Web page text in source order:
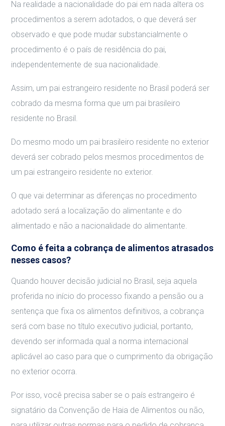
Na realidade a nacionalidade do pai em nada altera os
procedimentos a serem adotados, o que deverá ser
observado e que pode mudar substancialmente o
procedimento é o país de residência do pai,
independentemente de sua nacionalidade.
Assim, um pai estrangeiro residente no Brasil poderá ser
cobrado da mesma forma que um pai brasileiro
residente no Brasil.
Do mesmo modo um pai brasileiro residente no exterior
deverá ser cobrado pelos mesmos procedimentos de
um pai estrangeiro residente no exterior.
O que vai determinar as diferenças no procedimento
adotado será a localização do alimentante e do
alimentado e não a nacionalidade do alimentante.
Como é feita a cobrança de alimentos atrasados
nesses casos?
Quando houver decisão judicial no Brasil, seja aquela
proferida no início do processo fixando a pensão ou a
sentença que fixa os alimentos definitivos, a cobrança
será com base no título executivo judicial, portanto,
devendo ser informada qual a norma internacional
aplicável ao caso para que o cumprimento da obrigação
no exterior ocorra.
Por isso, você precisa saber se o país estrangeiro é
signatário da Convenção de Haia de Alimentos ou não,